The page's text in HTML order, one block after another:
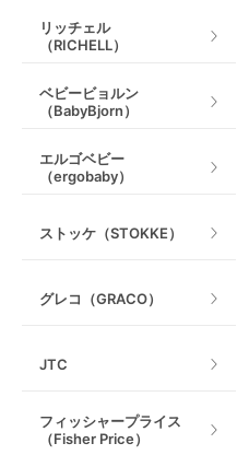
リッチェル
（RICHELL）
ベビービョルン
（BabyBjorn）
エルゴベビー
（ergobaby）
ストッケ（STOKKE）
グレコ（GRACO）
JTC
フィッシャープライス
（Fisher Price）